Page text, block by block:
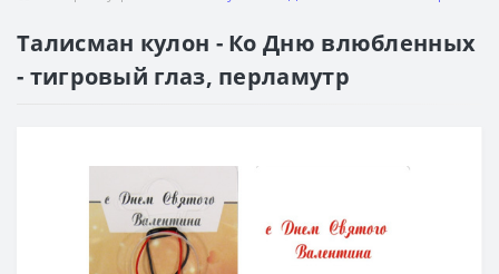
Талисман кулон - Ко Дню влюбленных
- тигровый глаз, перламутр